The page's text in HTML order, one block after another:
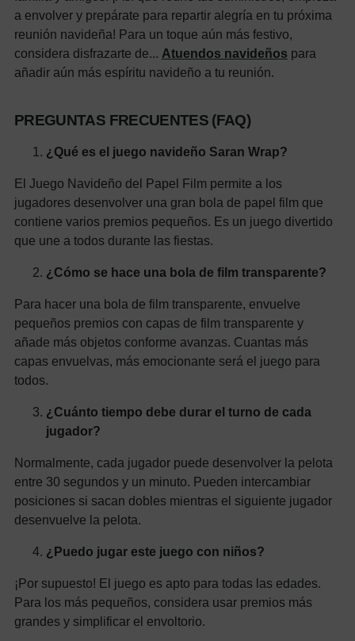
a envolver y prepárate para repartir alegría en tu próxima
reunión navideña! Para un toque aún más festivo,
considera disfrazarte de... Atuendos navideños para
añadir aún más espíritu navideño a tu reunión.
PREGUNTAS FRECUENTES (FAQ)
¿Qué es el juego navideño Saran Wrap?
El Juego Navideño del Papel Film permite a los
jugadores desenvolver una gran bola de papel film que
contiene varios premios pequeños. Es un juego divertido
que une a todos durante las fiestas.
¿Cómo se hace una bola de film transparente?
Para hacer una bola de film transparente, envuelve
pequeños premios con capas de film transparente y
añade más objetos conforme avanzas. Cuantas más
capas envuelvas, más emocionante será el juego para
todos.
¿Cuánto tiempo debe durar el turno de cada
jugador?
Normalmente, cada jugador puede desenvolver la pelota
entre 30 segundos y un minuto. Pueden intercambiar
posiciones si sacan dobles mientras el siguiente jugador
desenvuelve la pelota.
¿Puedo jugar este juego con niños?
¡Por supuesto! El juego es apto para todas las edades.
Para los más pequeños, considera usar premios más
grandes y simplificar el envoltorio.